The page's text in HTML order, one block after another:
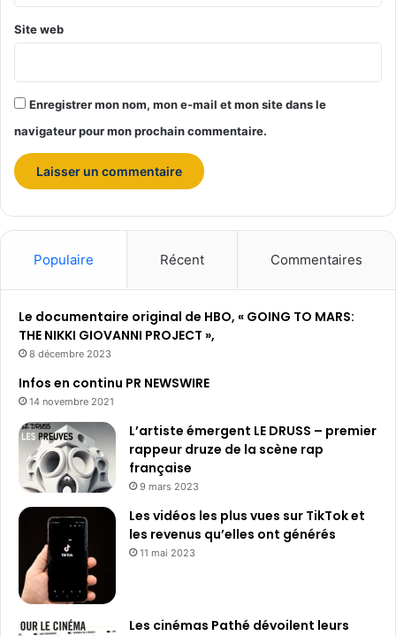
Site web
Enregistrer mon nom, mon e-mail et mon site dans le
navigateur pour mon prochain commentaire.
Populaire Récent Commentaires
Le documentaire original de HBO, « GOING TO MARS:
THE NIKKI GIOVANNI PROJECT »,
8 décembre 2023
Infos en continu PR NEWSWIRE
14 novembre 2021
L’artiste émergent LE DRUSS – premier
rappeur druze de la scène rap
française
9 mars 2023
Les vidéos les plus vues sur TikTok et
les revenus qu’elles ont générés
11 mai 2023
Les cinémas Pathé dévoilent leurs